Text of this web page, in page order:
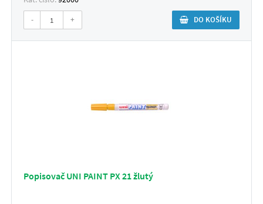
- + DO KOŠÍKU
Popisovač UNI PAINT PX 21 žlutý